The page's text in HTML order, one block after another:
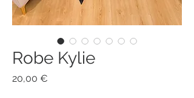
Robe Kylie
20,00 €